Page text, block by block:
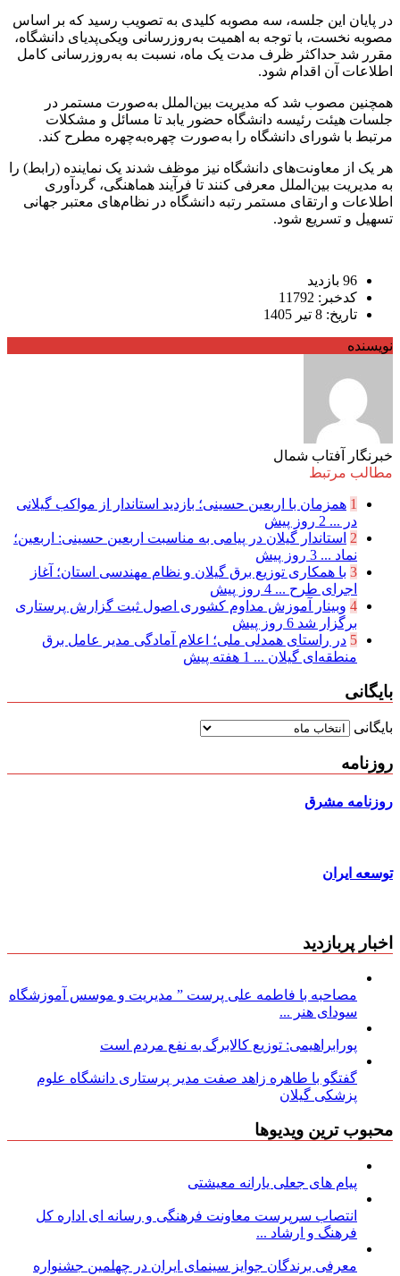
در پایان این جلسه، سه مصوبه کلیدی به تصویب رسید که بر اساس
مصوبه نخست، با توجه به اهمیت به‌روزرسانی ویکی‌پدیای دانشگاه،
مقرر شد حداکثر ظرف مدت یک ماه، نسبت به به‌روزرسانی کامل
اطلاعات آن اقدام شود.
همچنین مصوب شد که مدیریت بین‌الملل به‌صورت مستمر در
جلسات هیئت رئیسه دانشگاه حضور یابد تا مسائل و مشکلات
مرتبط با شورای دانشگاه را به‌صورت چهره‌به‌چهره مطرح کند.
هر یک از معاونت‌های دانشگاه نیز موظف شدند یک نماینده (رابط) را
به مدیریت بین‌الملل معرفی کنند تا فرآیند هماهنگی، گردآوری
اطلاعات و ارتقای مستمر رتبه دانشگاه در نظام‌های معتبر جهانی
تسهیل و تسریع شود.
96 بازدید
کدخبر: 11792
تاریخ: 8 تیر 1405
نویسنده
خبرنگار آفتاب شمال
مطالب مرتبط
1 همزمان با اربعین حسینی؛ بازدید استاندار از مواکب گیلانی
در ... 2 روز پیش
2 استاندار گیلان در پیامی به مناسبت اربعین حسینی: اربعین؛
نماد ... 3 روز پیش
3 با همکاری توزیع برق گیلان و نظام مهندسی استان؛ آغاز
اجرای طرح ... 4 روز پیش
4 وبینار آموزش مداوم کشوری اصول ثبت گزارش پرستاری
برگزار شد 6 روز پیش
5 در راستای همدلی ملی؛ اعلام آمادگی مدیر عامل برق
منطقه‌ای گیلان ... 1 هفته پیش
بایگانی
بایگانی
روزنامه
روزنامه مشرق
توسعه ایران
اخبار پربازدید
مصاحبه با فاطمه علی پرست ” مدیریت و موسس آموزشگاه
سودای هنر ...
پورابراهیمی: توزیع کالابرگ به نفع مردم است
گفتگو با طاهره زاهد صفت مدیر پرستاری دانشگاه علوم
پزشکی گیلان
محبوب ترین ویدیوها
پیام های جعلی یارانه معیشتی
انتصاب سرپرست معاونت فرهنگی و رسانه ای اداره کل
فرهنگ و ارشاد ...
معرفی برندگان جوایز سینمای ایران در چهلمین جشنواره